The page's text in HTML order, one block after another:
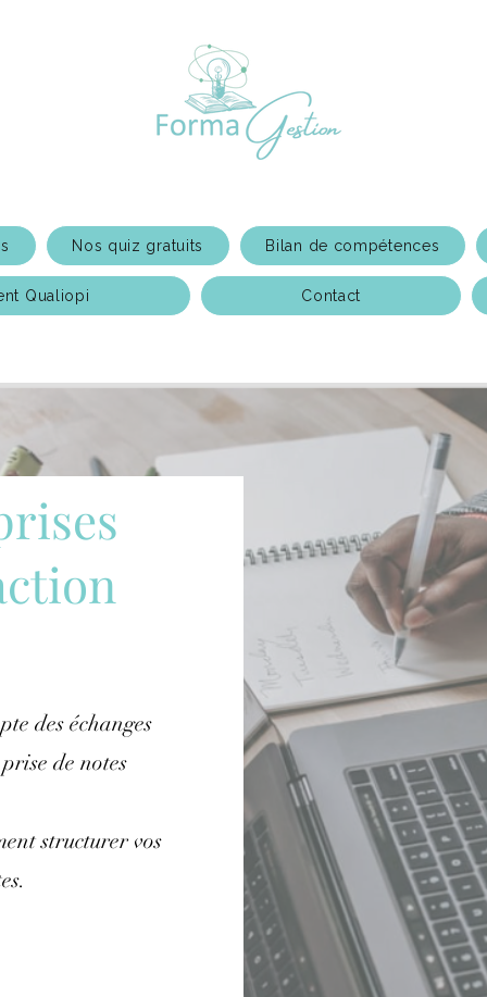
Nos quiz gratuits Bilan de compétences
Qualiopi Contact
des échanges
de notes
structurer vos